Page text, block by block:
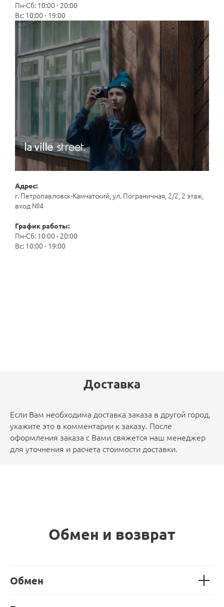
Пн-Сб: 10:00 - 20:00
Вс: 10:00 - 19:00
Адрес:
г. Петропавловск-Камчатский, ул. Пограничная, 2/2, 2 этаж,
вход №4
График работы:
Пн-Сб: 10:00 - 20:00
Вс: 10:00 - 19:00
Доставка
Если Вам необходима доставка заказа в другой город,
укажите это в комментарии к заказу. После
оформления заказа с Вами свяжется наш менеджер
для уточнения и расчета стоимости доставки.
Обмен и возврат
Обмен